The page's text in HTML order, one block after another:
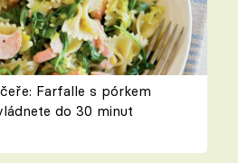
Farfalle s pórkem
do 30 minut